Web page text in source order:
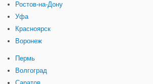
Ростов-на-Дону
Уфа
Красноярск
Воронеж
Пермь
Волгоград